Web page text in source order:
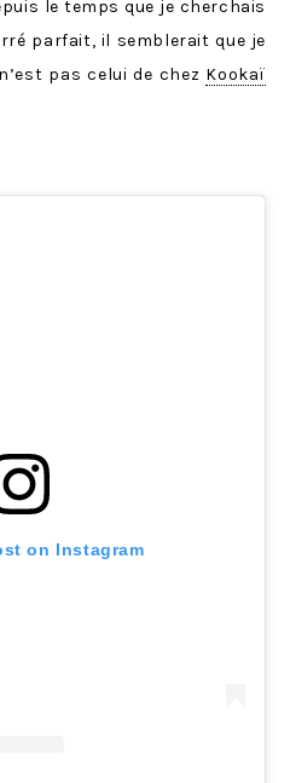
le temps que je cherchais
parfait, il semblerait que je
pas celui de chez Kookaï
on Instagram